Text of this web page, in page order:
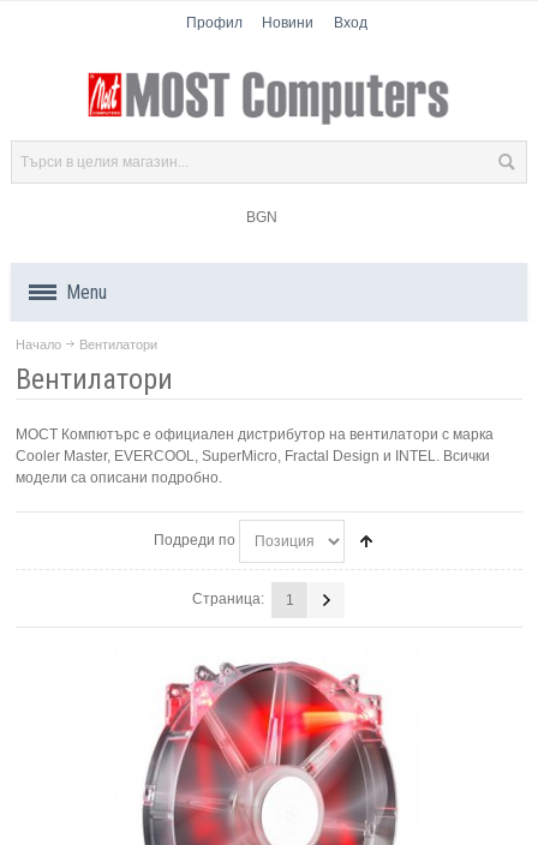
Профил Новини Вход
BGN
Menu
Продукти
Лаптопи
Начало Вентилатори
Вентилатори
МОСТ Компютърс е официален дистрибутор на вентилатори с марка
Cooler Master, EVERCOOL, SuperMicro, Fractal Design и INTEL. Всички
модели са описани подробно.
Подреди по
Страница: 1